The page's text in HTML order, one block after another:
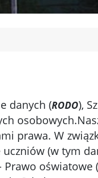
danych (RODO),
prawa. W
(w tym
oświatowe